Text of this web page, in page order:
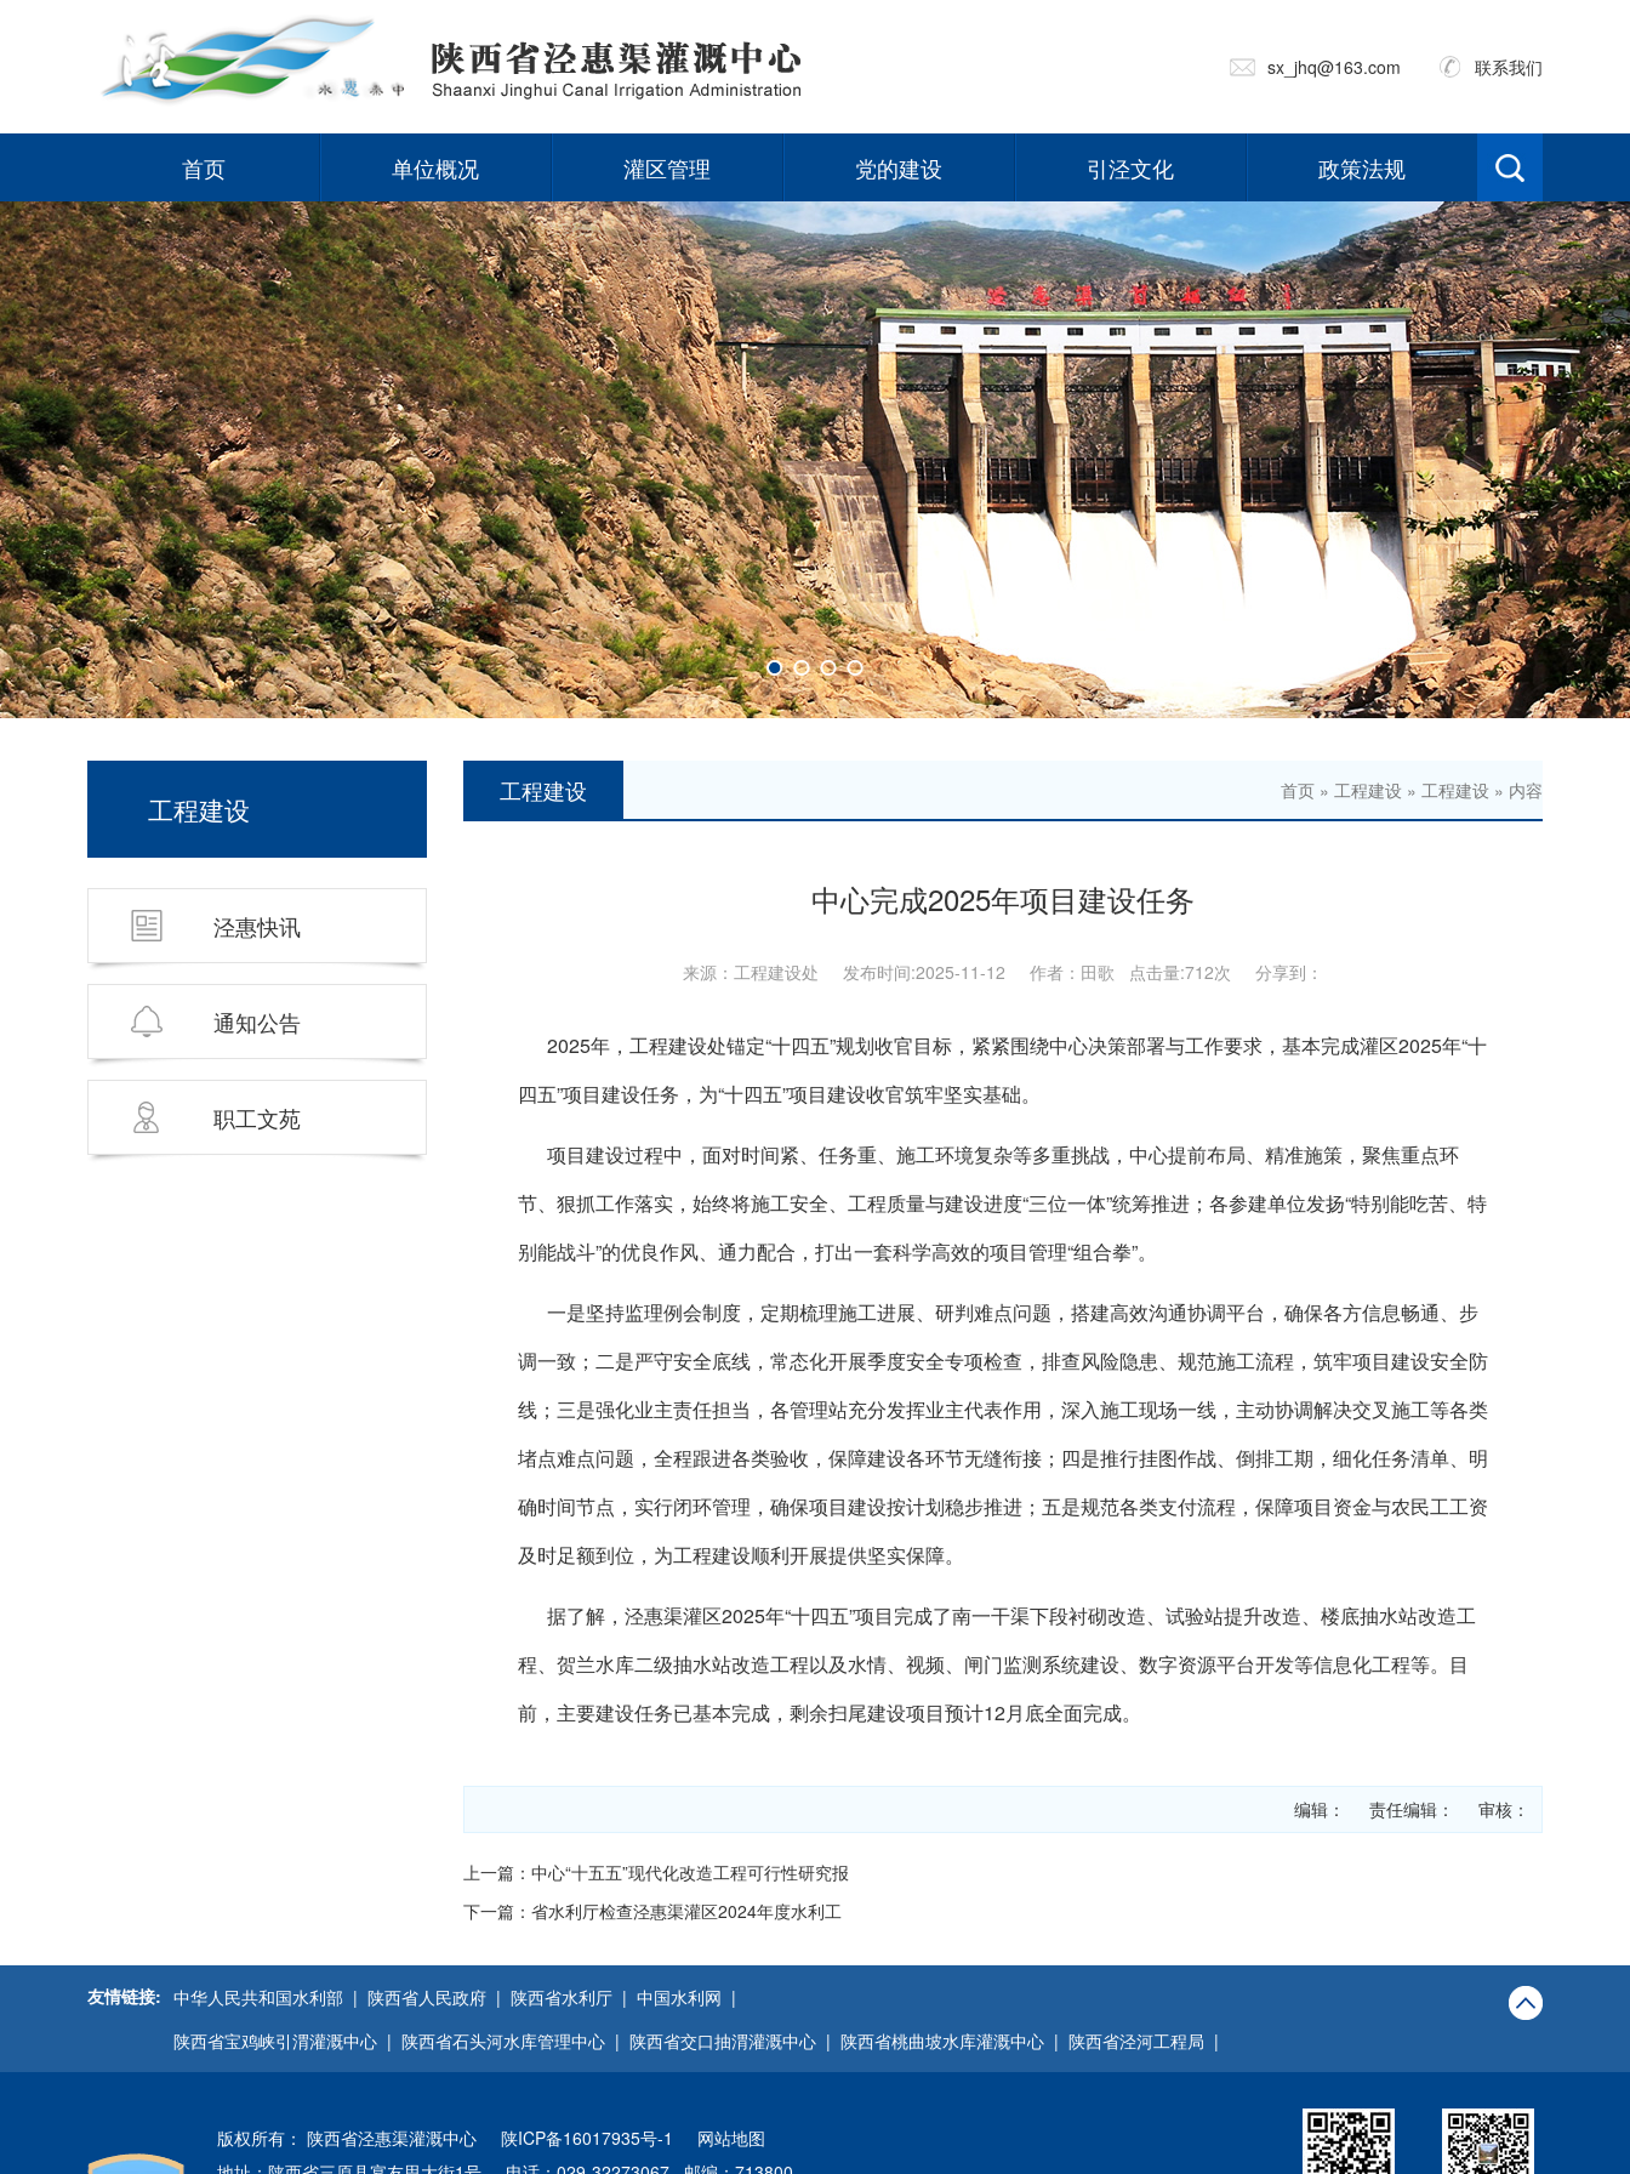
sx_jhq@163.com 联系我们
首页 单位概况 灌区管理 党的建设 引泾文化 政策法规
工程建设
泾惠快讯
通知公告
职工文苑
工程建设 首页 » 工程建设 » 工程建设 » 内容
中心完成2025年项目建设任务
来源：工程建设处 发布时间:2025-11-12 作者：田歌 点击量:712次 分享到：
2025年，工程建设处锚定“十四五”规划收官目标，紧紧围绕中心决策部署与工作要求，基本完成灌区2025年“十
四五”项目建设任务，为“十四五”项目建设收官筑牢坚实基础。
项目建设过程中，面对时间紧、任务重、施工环境复杂等多重挑战，中心提前布局、精准施策，聚焦重点环
节、狠抓工作落实，始终将施工安全、工程质量与建设进度“三位一体”统筹推进；各参建单位发扬“特别能吃苦、特
别能战斗”的优良作风、通力配合，打出一套科学高效的项目管理“组合拳”。
一是坚持监理例会制度，定期梳理施工进展、研判难点问题，搭建高效沟通协调平台，确保各方信息畅通、步
调一致；二是严守安全底线，常态化开展季度安全专项检查，排查风险隐患、规范施工流程，筑牢项目建设安全防
线；三是强化业主责任担当，各管理站充分发挥业主代表作用，深入施工现场一线，主动协调解决交叉施工等各类
堵点难点问题，全程跟进各类验收，保障建设各环节无缝衔接；四是推行挂图作战、倒排工期，细化任务清单、明
确时间节点，实行闭环管理，确保项目建设按计划稳步推进；五是规范各类支付流程，保障项目资金与农民工工资
及时足额到位，为工程建设顺利开展提供坚实保障。
据了解，泾惠渠灌区2025年“十四五”项目完成了南一干渠下段衬砌改造、试验站提升改造、楼底抽水站改造工
程、贺兰水库二级抽水站改造工程以及水情、视频、闸门监测系统建设、数字资源平台开发等信息化工程等。目
前，主要建设任务已基本完成，剩余扫尾建设项目预计12月底全面完成。
编辑： 责任编辑： 审核：
上一篇：中心“十五五”现代化改造工程可行性研究报
下一篇：省水利厅检查泾惠渠灌区2024年度水利工
友情链接: 中华人民共和国水利部 | 陕西省人民政府 | 陕西省水利厅 | 中国水利网 |
陕西省宝鸡峡引渭灌溉中心 | 陕西省石头河水库管理中心 | 陕西省交口抽渭灌溉中心 | 陕西省桃曲坡水库灌溉中心 | 陕西省泾河工程局 |
版权所有： 陕西省泾惠渠灌溉中心 陕ICP备16017935号-1
网站地图